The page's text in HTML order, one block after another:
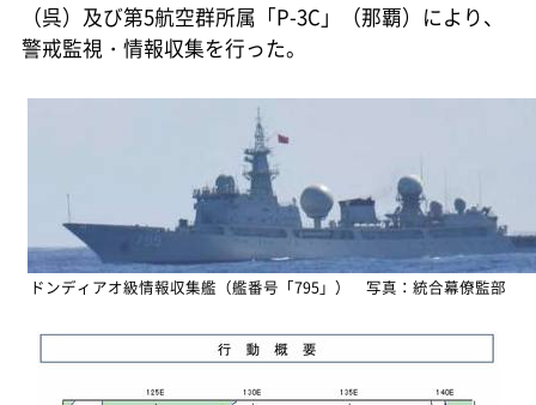
（呉）及び第5航空群所属「P-3C」（那覇）により、
警戒監視・情報収集を行った。
ドンディアオ級情報収集艦（艦番号「795」） 写真：統合幕僚監部